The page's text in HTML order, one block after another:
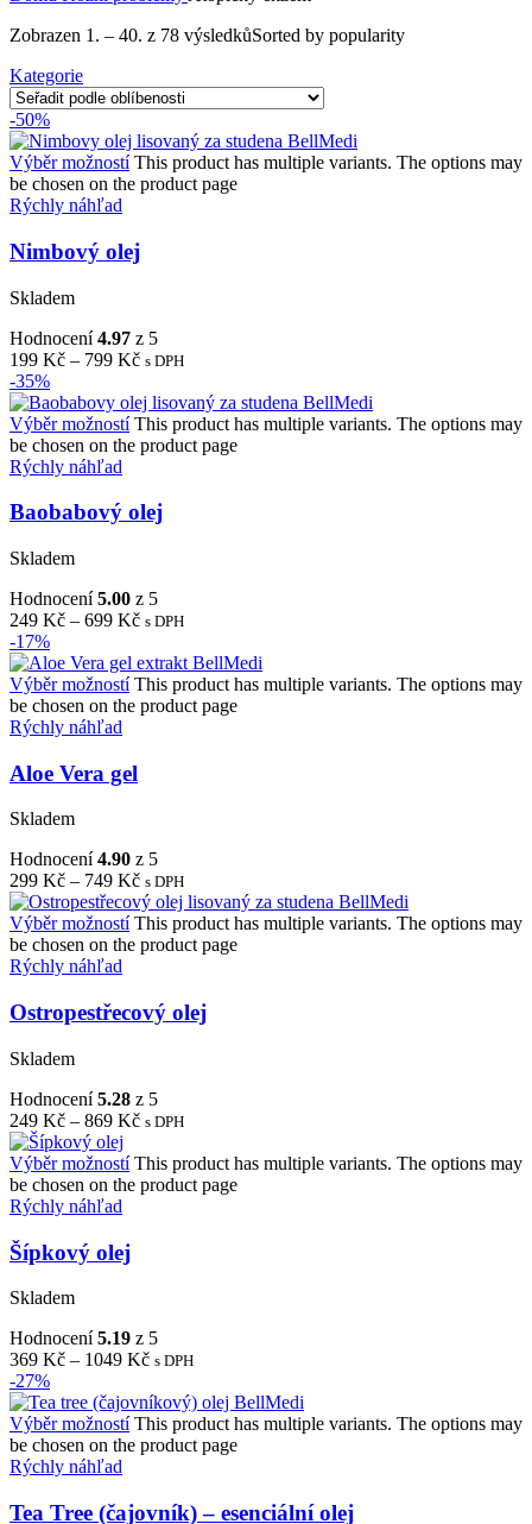
Zobrazen 1. – 40. z 78 výsledkůSorted by popularity
Kategorie
-50%
Výběr možností This product has multiple variants. The options may
be chosen on the product page
Rýchly náhľad
Nimbový olej
Skladem
Hodnocení4.97 z 5
199 Kč – 799 Kč s DPH
-35%
Výběr možností This product has multiple variants. The options may
be chosen on the product page
Rýchly náhľad
Baobabový olej
Skladem
Hodnocení5.00 z 5
249 Kč – 699 Kč s DPH
-17%
Výběr možností This product has multiple variants. The options may
be chosen on the product page
Rýchly náhľad
Aloe Vera gel
Skladem
Hodnocení4.90 z 5
299 Kč – 749 Kč s DPH
Výběr možností This product has multiple variants. The options may
be chosen on the product page
Rýchly náhľad
Ostropestřecový olej
Skladem
Hodnocení5.28 z 5
249 Kč – 869 Kč s DPH
Výběr možností This product has multiple variants. The options may
be chosen on the product page
Rýchly náhľad
Šípkový olej
Skladem
Hodnocení5.19 z 5
369 Kč – 1049 Kč s DPH
-27%
Výběr možností This product has multiple variants. The options may
be chosen on the product page
Rýchly náhľad
Tea Tree (čajovník) – esenciální olej